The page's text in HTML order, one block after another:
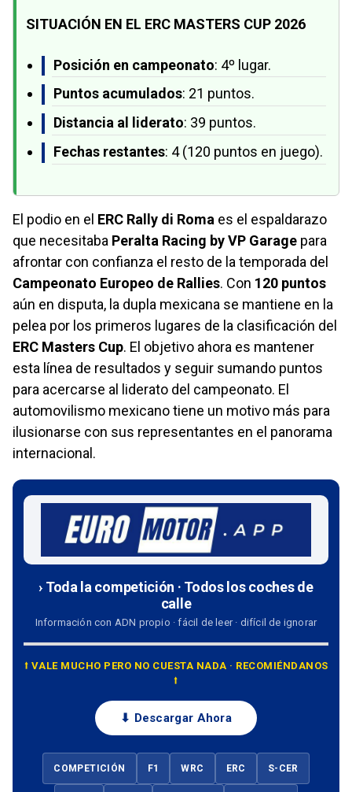
SITUACIÓN EN EL ERC MASTERS CUP 2026
Posición en campeonato: 4º lugar.
Puntos acumulados: 21 puntos.
Distancia al liderato: 39 puntos.
Fechas restantes: 4 (120 puntos en juego).
El podio en el ERC Rally di Roma es el espaldarazo
que necesitaba Peralta Racing by VP Garage para
afrontar con confianza el resto de la temporada del
Campeonato Europeo de Rallies. Con 120 puntos
aún en disputa, la dupla mexicana se mantiene en la
pelea por los primeros lugares de la clasificación del
ERC Masters Cup. El objetivo ahora es mantener
esta línea de resultados y seguir sumando puntos
para acercarse al liderato del campeonato. El
automovilismo mexicano tiene un motivo más para
ilusionarse con sus representantes en el panorama
internacional.
› Toda la competición · Todos los coches de
calle
Información con ADN propio · fácil de leer · difícil de ignorar
⭡ VALE MUCHO PERO NO CUESTA NADA · RECOMIÉNDANOS
⭡
⬇ Descargar Ahora
COMPETICIÓN F1 WRC ERC S-CER